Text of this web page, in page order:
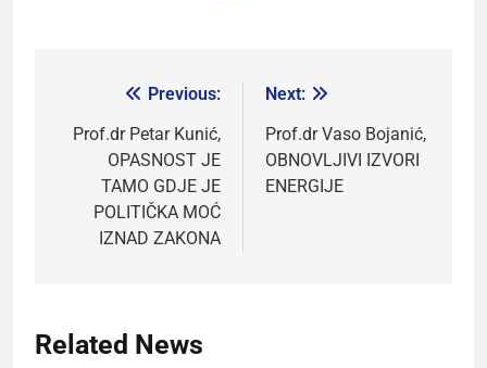
Previous:
Prof.dr Petar Kunić,
OPASNOST JE
TAMO GDJE JE
POLITIČKA MOĆ
IZNAD ZAKONA
Next:
Prof.dr Vaso Bojanić,
OBNOVLJIVI IZVORI
ENERGIJE
Related News